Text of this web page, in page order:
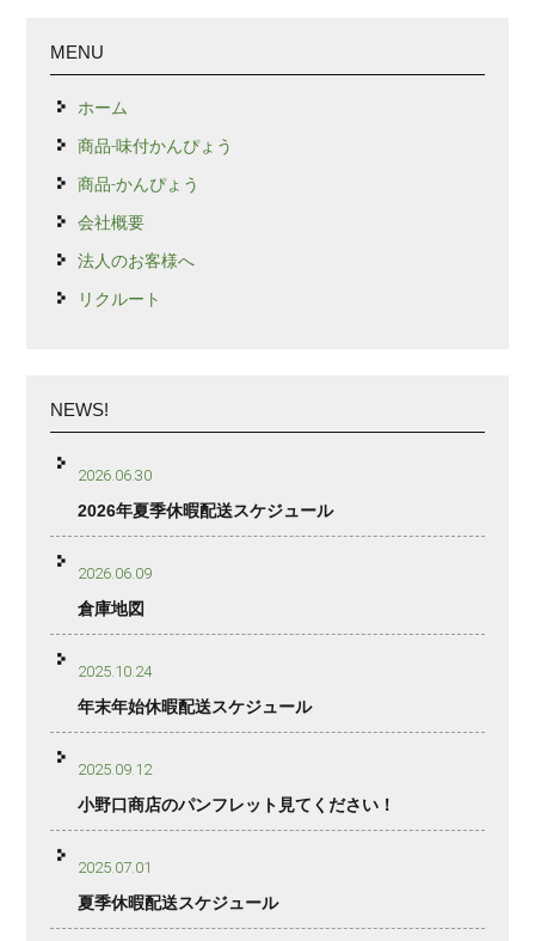
MENU
ホーム
商品-味付かんぴょう
商品-かんぴょう
会社概要
法人のお客様へ
リクルート
NEWS!
2026.06.30
2026年夏季休暇配送スケジュール
2026.06.09
倉庫地図
2025.10.24
年末年始休暇配送スケジュール
2025.09.12
小野口商店のパンフレット見てください！
2025.07.01
夏季休暇配送スケジュール